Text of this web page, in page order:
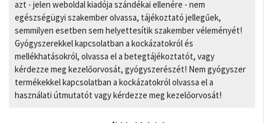
azt - jelen weboldal kiadója szándékai ellenére - nem
egészségügyi szakember olvassa, tájékoztató jellegűek,
semmilyen esetben sem helyettesítik szakember véleményét!
Gyógyszerekkel kapcsolatban a kockázatokról és
mellékhatásokról, olvassa el a betegtájékoztatót, vagy
kérdezze meg kezelőorvosát, gyógyszerészét! Nem gyógyszer
termékekkel kapcsolatban a kockázatokról olvassa el a
használati útmutatót vagy kérdezze meg kezelőorvosát!